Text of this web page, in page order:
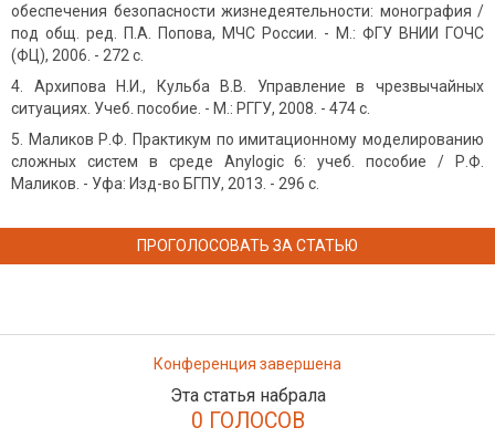
обеспечения безопасности жизнедеятельности: монография /
под общ. ред. П.А. Попова, МЧС России. - М.: ФГУ ВНИИ ГОЧС
(ФЦ), 2006. - 272 с.
Архипова Н.И., Кульба В.В. Управление в чрезвычайных
ситуациях. Учеб. пособие. - М.: РГГУ, 2008. - 474 с.
Маликов Р.Ф. Практикум по имитационному моделированию
сложных систем в среде Anylogic 6: учеб. пособие / Р.Ф.
Маликов. - Уфа: Изд-во БГПУ, 2013. - 296 с.
ПРОГОЛОСОВАТЬ ЗА СТАТЬЮ
Конференция завершена
Эта статья набрала
0 ГОЛОСОВ